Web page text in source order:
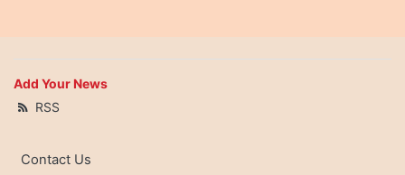
Add Your News
RSS
Contact Us